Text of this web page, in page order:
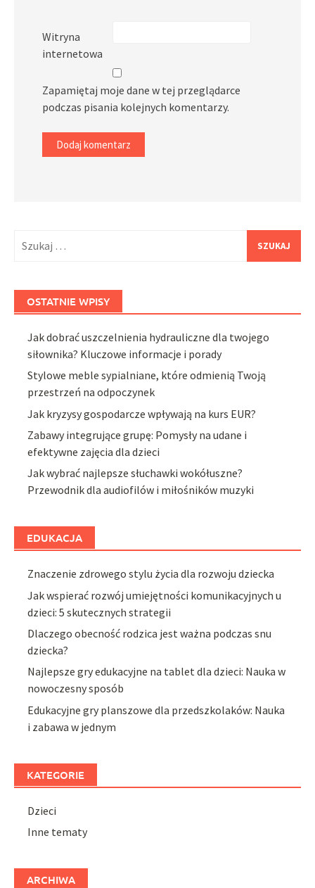
Witryna
internetowa
Zapamiętaj moje dane w tej przeglądarce
podczas pisania kolejnych komentarzy.
OSTATNIE WPISY
Jak dobrać uszczelnienia hydrauliczne dla twojego
siłownika? Kluczowe informacje i porady
Stylowe meble sypialniane, które odmienią Twoją
przestrzeń na odpoczynek
Jak kryzysy gospodarcze wpływają na kurs EUR?
Zabawy integrujące grupę: Pomysły na udane i
efektywne zajęcia dla dzieci
Jak wybrać najlepsze słuchawki wokółuszne?
Przewodnik dla audiofilów i miłośników muzyki
EDUKACJA
Znaczenie zdrowego stylu życia dla rozwoju dziecka
Jak wspierać rozwój umiejętności komunikacyjnych u
dzieci: 5 skutecznych strategii
Dlaczego obecność rodzica jest ważna podczas snu
dziecka?
Najlepsze gry edukacyjne na tablet dla dzieci: Nauka w
nowoczesny sposób
Edukacyjne gry planszowe dla przedszkolaków: Nauka
i zabawa w jednym
KATEGORIE
Dzieci
Inne tematy
ARCHIWA